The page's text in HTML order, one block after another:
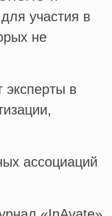
участия в
не
в
ассоциаций